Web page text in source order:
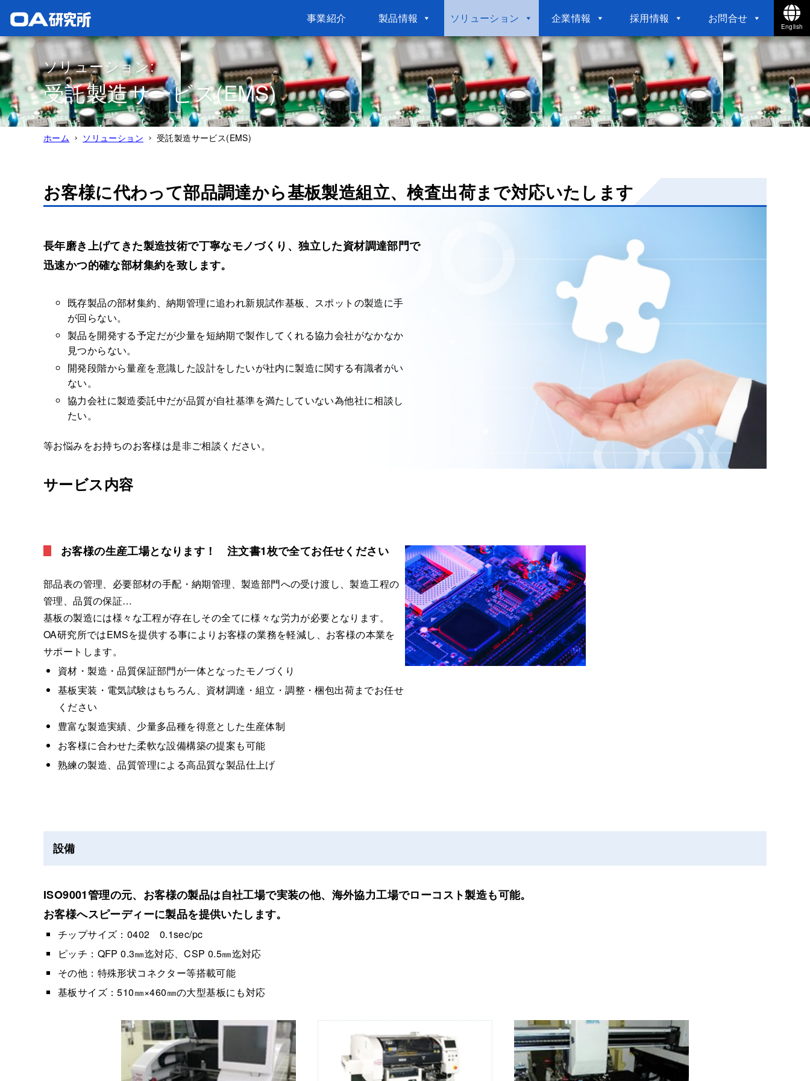
事業紹介 製品情報 ソリューション 企業情報 採用情報 お問合せ
English
ソリューション:
受託製造サービス(EMS)
ホーム ソリューション 受託製造サービス(EMS)
お客様に代わって部品調達から基板製造組立、検査出荷まで対応いたします
長年磨き上げてきた製造技術で丁寧なモノづくり、独立した資材調達部門で
迅速かつ的確な部材集約を致します。
既存製品の部材集約、納期管理に追われ新規試作基板、スポットの製造に手
が回らない。
製品を開発する予定だが少量を短納期で製作してくれる協力会社がなかなか
見つからない。
開発段階から量産を意識した設計をしたいが社内に製造に関する有識者がい
ない。
協力会社に製造委託中だが品質が自社基準を満たしていない為他社に相談し
たい。
等お悩みをお持ちのお客様は是非ご相談ください。
サービス内容
お客様の生産工場となります！ 注文書1枚で全てお任せください
部品表の管理、必要部材の手配・納期管理、製造部門への受け渡し、製造工程の
管理、品質の保証…
基板の製造には様々な工程が存在しその全てに様々な労力が必要となります。
OA研究所ではEMSを提供する事によりお客様の業務を軽減し、お客様の本業を
サポートします。
資材・製造・品質保証部門が一体となったモノづくり
基板実装・電気試験はもちろん、資材調達・組立・調整・梱包出荷までお任せ
ください
豊富な製造実績、少量多品種を得意とした生産体制
お客様に合わせた柔軟な設備構築の提案も可能
熟練の製造、品質管理による高品質な製品仕上げ
設備
ISO9001管理の元、お客様の製品は自社工場で実装の他、海外協力工場でローコスト製造も可能。
お客様へスピーディーに製品を提供いたします。
チップサイズ：0402 0.1sec/pc
ピッチ：QFP 0.3㎜迄対応、CSP 0.5㎜迄対応
その他：特殊形状コネクター等搭載可能
基板サイズ：510㎜×460㎜の大型基板にも対応